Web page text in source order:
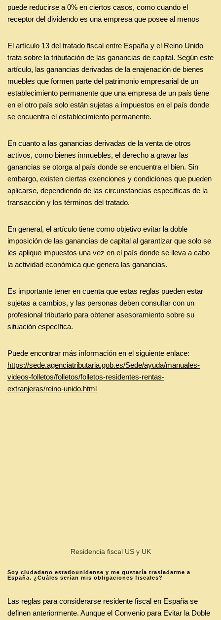
puede reducirse a 0% en ciertos casos, como cuando el
receptor del dividendo es una empresa que posee al menos
El artículo 13 del tratado fiscal entre España y el Reino Unido
trata sobre la tributación de las ganancias de capital. Según este
artículo, las ganancias derivadas de la enajenación de bienes
muebles que formen parte del patrimonio empresarial de un
establecimiento permanente que una empresa de un país tiene
en el otro país solo están sujetas a impuestos en el país donde
se encuentra el establecimiento permanente.
En cuanto a las ganancias derivadas de la venta de otros
activos, como bienes inmuebles, el derecho a gravar las
ganancias se otorga al país donde se encuentra el bien. Sin
embargo, existen ciertas exenciones y condiciones que pueden
aplicarse, dependiendo de las circunstancias específicas de la
transacción y los términos del tratado.
En general, el artículo tiene como objetivo evitar la doble
imposición de las ganancias de capital al garantizar que solo se
les aplique impuestos una vez en el país donde se lleva a cabo
la actividad económica que genera las ganancias.
Es importante tener en cuenta que estas reglas pueden estar
sujetas a cambios, y las personas deben consultar con un
profesional tributario para obtener asesoramiento sobre su
situación específica.
Puede encontrar más información en el siguiente enlace:
https://sede.agenciatributaria.gob.es/Sede/ayuda/manuales-
videos-folletos/folletos/folletos-residentes-rentas-
extranjeras/reino-unido.html
Residencia fiscal US y UK
Soy ciudadano estadounidense y me gustaría trasladarme a
España. ¿Cuáles serían mis obligaciones fiscales?
Las reglas para considerarse residente fiscal en España se
definen anteriormente. Aunque el Convenio para Evitar la Doble